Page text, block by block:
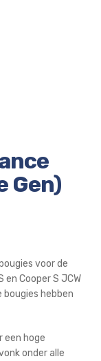
Gen)
voor de
en Cooper S JCW
bougies hebben
een hoge
onder alle